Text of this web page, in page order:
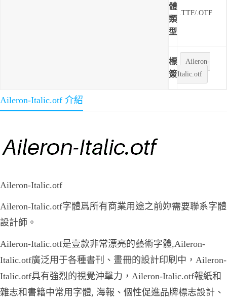
體
類
型
.TTF/.OTF
標
簽
Aileron-
Italic.otf
Aileron-Italic.otf 介紹
Aileron-Italic.otf
Aileron-Italic.otf字體爲所有商業用途之前妳需要聯系字體
設計師。
Aileron-Italic.otf是壹款非常漂亮的藝術字體,Aileron-
Italic.otf廣泛用于各種書刊、畫冊的設計印刷中，Aileron-
Italic.otf具有強烈的視覺沖擊力，Aileron-Italic.otf報紙和
雜志和書籍中常用字體, 海報、個性促進品牌標志設計、